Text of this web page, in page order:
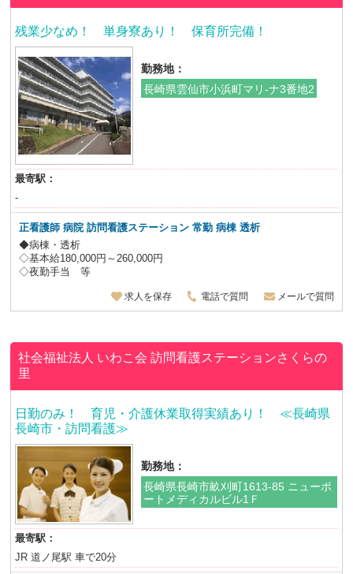
残業少なめ！ 単身寮あり！ 保育所完備！
勤務地：
長崎県雲仙市小浜町マリ-ナ3番地2
最寄駅：
-
正看護師 病院 訪問看護ステーション 常勤 病棟 透析
◆病棟・透析
◇基本給180,000円～260,000円
◇夜勤手当 等
求人を保存 電話で質問 メールで質問
社会福祉法人 いわこ会訪問看護ステーションさくらの
里
日勤のみ！ 育児・介護休業取得実績あり！ ≪長崎県
長崎市・訪問看護≫
勤務地：
長崎県長崎市畝刈町1613-85 ニューポ
ートメディカルビル1Ｆ
最寄駅：
JR 道ノ尾駅 車で20分